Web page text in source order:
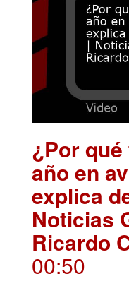
¿Por
año en
explica
Noticias
Ricardo
00:50